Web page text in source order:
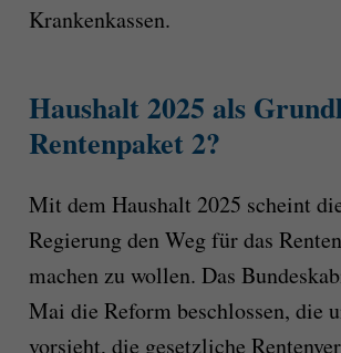
Krankenkassen.
Haushalt 2025 als
Rentenpaket 2?
Mit dem Haushalt 2025 scheint
Regierung den Weg für das
machen zu wollen. Das
Mai die Reform beschlossen, die
vorsieht, die gesetzliche